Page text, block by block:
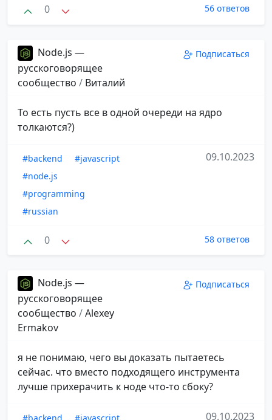
0 56 ответов
Node.js —
русскоговорящее
сообщество / Виталий
Подписаться
То есть пусть все в одной очереди на ядро
толкаются?)
#backend
#javascript
#node.js
#programming
#russian
09.10.2023
0 58 ответов
Node.js —
русскоговорящее
сообщество /Alexey
Ermakov
Подписаться
я не понимаю, чего вы доказать пытаетесь
сейчас. что вместо подходящего инструмента
лучше прихерачить к ноде что-то сбоку?
09.10.2023